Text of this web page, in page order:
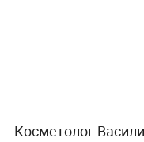
Косметолог